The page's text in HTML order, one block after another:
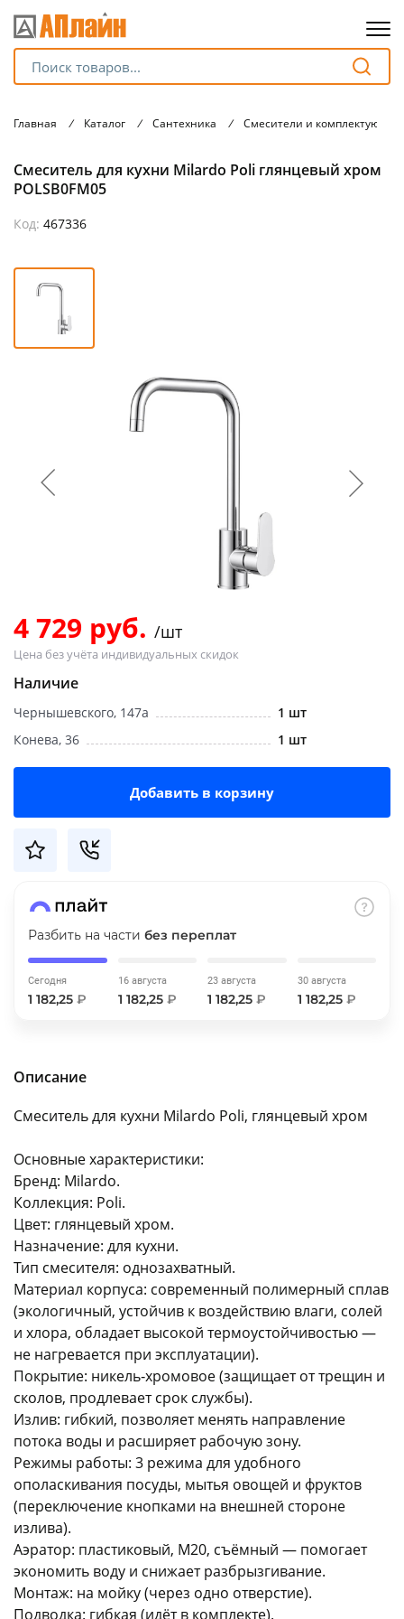
Главная / Каталог / Сантехника / Смесители и комплектующие
Смеситель для кухни Milardo Poli глянцевый хром
POLSB0FM05
Код: 467336
4 729 руб. /шт
Цена без учёта индивидуальных скидок
Наличие
Чернышевского, 147а
1 шт
Конева, 36
1 шт
Добавить в корзину
Разбить на части без переплат
Сегодня
1 182,25 ₽
16 августа
1 182,25 ₽
23 августа
1 182,25 ₽
30 августа
1 182,25 ₽
Описание
Смеситель для кухни Milardo Poli, глянцевый хром
Основные характеристики:
Бренд: Milardo.
Коллекция: Poli.
Цвет: глянцевый хром.
Назначение: для кухни.
Тип смесителя: однозахватный.
Материал корпуса: современный полимерный сплав
(экологичный, устойчив к воздействию влаги, солей
и хлора, обладает высокой термоустойчивостью —
не нагревается при эксплуатации).
Покрытие: никель‑хромовое (защищает от трещин и
сколов, продлевает срок службы).
Излив: гибкий, позволяет менять направление
потока воды и расширяет рабочую зону.
Режимы работы: 3 режима для удобного
ополаскивания посуды, мытья овощей и фруктов
(переключение кнопками на внешней стороне
излива).
Аэратор: пластиковый, M20, съёмный — помогает
экономить воду и снижает разбрызгивание.
Монтаж: на мойку (через одно отверстие).
Подводка: гибкая (идёт в комплекте).
оплатуна части
График платежей
Сегодня
25%
Добавляйте товары
Оплачивайте сегодня только
% картой любого банка
выбранный способом
Оставшиеся
по25%каждые 2 недели
Подробнее
недели
раз в 2 недели
8 800 302-02-51